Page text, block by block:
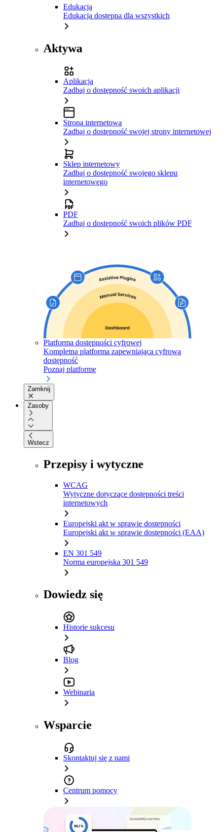
Edukacja
Edukacja dostępna dla wszystkich
Aktywa
Aplikacja
Zadbaj o dostępność swoich aplikacji
Strona internetowa
Zadbaj o dostępność swojej strony internetowej
Sklep internetowy
Zadbaj o dostępność swojego sklepu
internetowego
PDF
Zadbaj o dostępność swoich plików PDF
Platforma dostępności cyfrowej
Kompletna platforma zapewniająca cyfrową
dostępność
Poznaj platformę
Zamknij
Zasoby
Wstecz
Przepisy i wytyczne
WCAG
Wytyczne dotyczące dostępności treści
internetowych
Europejski akt w sprawie dostępności
Europejski akt w sprawie dostępności (EAA)
EN 301 549
Norma europejska 301 549
Dowiedz się
Historie sukcesu
Blog
Webinaria
Wsparcie
Skontaktuj się z nami
Centrum pomocy